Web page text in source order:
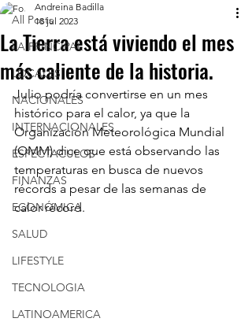
All Posts
LA PRINCIPAL
LOCALES
NACIONALES
INTERNACIONALES
ESPECTACULOS
FINANZAS
ECONÓMICA
SALUD
LIFESTYLE
TECNOLOGIA
LATINOAMERICA
La Tierra está viviendo el mes
más caliente de la historia.
Andreina Badilla
18 jul 2023
Julio podría convertirse en un mes
histórico para el calor, ya que la
Organización Meteorológica Mundial
(OMM) dice que está observando las
temperaturas en busca de nuevos
récords a pesar de las semanas de
calor récord.